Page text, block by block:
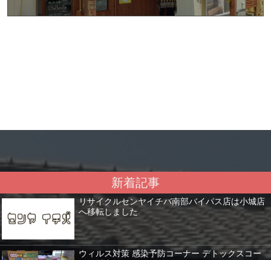
新着記事
リサイクルセンヤイチバ南部バイパス店は小城店
へ移転しました
ウィルス対策 感染予防コーナー デトックスコー